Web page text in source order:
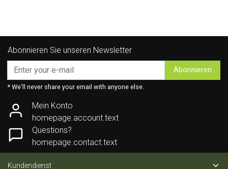
Abonnieren Sie unseren Newsletter
Abonnieren
* We'll never share your email with anyone else.
Mein Konto
homepage.account.text
Questions?
homepage.contact.text
Kundendienst